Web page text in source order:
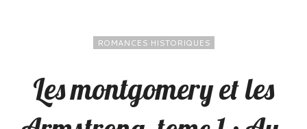
ROMANCES HISTORIQUES
Les montgomery et les